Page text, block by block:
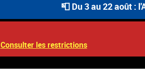
📮 Du 3 au 22 août :
Consulter les restrictions